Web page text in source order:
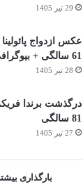
29 تیر 1405
عکس ازدواج
61 سالگی + بیوگرافی
28 تیر 1405
درگذشت برندا فریکر
81 سالگی
27 تیر 1405
بارگذاری